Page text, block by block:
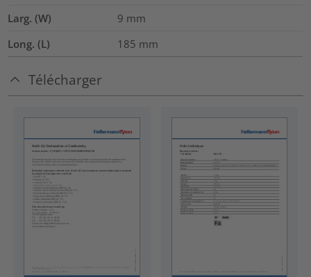
Larg. (W)
9 mm
Long. (L)
185 mm
Télécharger